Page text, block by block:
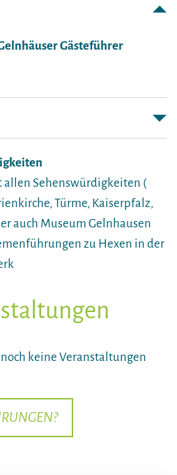
Gästeführer
Sehenswürdigkeiten (
Türme, Kaiserpfalz,
auch Museum Gelnhausen
zu Hexen in der
keine Veranstaltungen